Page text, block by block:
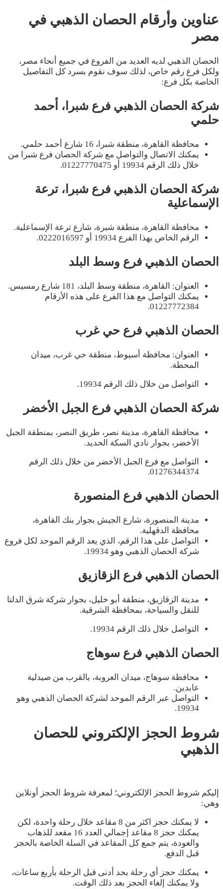
عناوين وأرقام الحصان الذهبي في
مصر
الحصان الذهبي لديه العديد من الفروع في جميع أنحاء مصر،
ولكل فرع رقم خاص، لذلك سوف نقوم بسرد كل التفاصيل
الخاصة بكل فرع:
شركة الحصان الذهبي فرع شبرا، أحمد
حلمي
محافظة القاهرة، منطقة شبرا، 16 شارع أحمد حلمي.
يمكنك الاتصال والتواصل مع شركة الحصان فرع شبرا من
خلال ذلك الرقم 19934 أو 01227770475.
شركة الحصان الذهبي فرع شبرا، ترعة
الإسماعلية
محافظة القاهرة، منطقة شبرة، شارع ترعة الإسماعلية.
الرقم الخاص بهذا الفرع 19934 أو 0222016597.
الحصان الذهبي فرع وسط البلد
العنوان: القاهرة، منطقة وسط البلد، 181 شارع رمسيس.
يمكنك التواصل مع هذا الفرع على هذه الأرقام
01227772384.
الحصان الذهبي فرع حي غرب
العنوان: محافظة أسيوط، منطقة حي غرب، ميدان
المحطة.
التواصل من خلال ذلك الرقم 19934.
شركة الحصان الذهبي فرع الجبل الأخضر
محافظة القاهرة، مدينة نصر، طريق النصر، بمنطقة الجبل
الأخضر، بجوار نادي السكة الحديد.
التواصل مع فرع الجبل الأخضر من خلال ذلك الرقم
01276344374.
الحصان الذهبي فرع المنصورة
مدينة المنصورة، شارع الجيش بجوار بنك القاهرة،
محافظة الدقهلية.
التواصل على هذا الرقم، الذي يعد الرقم الموحد لكل فروع
شركة الحصان الذهبي وهو 19934.
الحصان الذهبي فرع الزقازيق
مدينة الزقازيق، منطقة أبو خليل، بجوار شركة شرق الدلتا
للنقل والسياحة، بمحافظة الشرقية.
التواصل خلال ذلك الرقم 19934.
الحصان الذهبي فرع سوهاج
محافظة سوهاج، ميدان العروبة، بالقرب من صيدلية
عابدين.
التواصل عبر الرقم الموحد لشركة الحصان الذهبي وهو
19934.
شروط الحجز الإلكتروني للحصان
الذهبي
إليكم شروط الحجز الإلكتروني؛ لمعرفة شروط الحجز أونلاين
وهي:
لا يمكنك حجز اكثر من 8 مقاعد خلال رحلة واحدة، لكن
يمكنك حجز 8 مقاعد إجمالي العدد 16 مقعد للذهاب
والعودة، يتم جمع كل المقاعد في السلة الخاصة بالحجز
قبل الدفع.
يمكنك حجز أي رحلة بحد أدنى قبل الرحلة بأربع ساعات،
ولا يمكنك إلغاء الحجز بعد ذلك الوقت.